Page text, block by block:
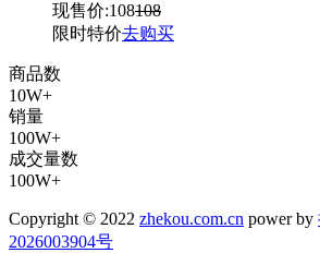
现售价:108108
限时特价去购买
商品数
10W+
销量
100W+
成交量数
100W+
Copyright © 2022 zhekou.com.cn power by
2026003904号